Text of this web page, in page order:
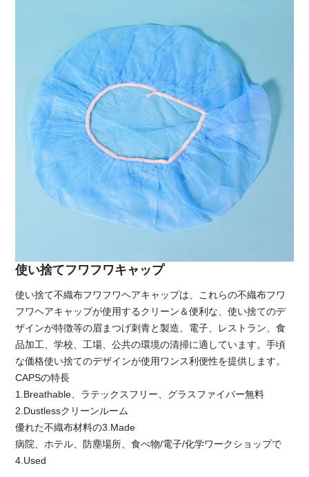
使い捨てフワフワキャップ
使い捨て不織布フワフワヘアキャップは、これらの不織布フワ
フワヘアキャップが使用するクリーン＆便利な、使い捨てのデ
ザインが特徴等の眉まつげ刺青と製造、電子、レストラン、食
品加工、学校、工場、公共の環境の清掃に適しています。手頃
な価格使い捨てのデザインが使用ワンス利便性を提供します。
CAPSの特長
1.Breathable、ラテックスフリー、グラスファイバー無料
2.Dustlessクリーンルーム
優れた不織布材料の3.Made
病院、ホテル、防塵場所、食べ物/電子/化学ワークショップで
4.Used